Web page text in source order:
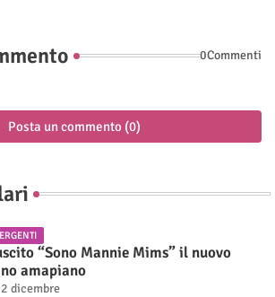
0Commenti
Posta un commento (0)
“Sono Mannie Mims” il nuovo
amapiano
dicembre